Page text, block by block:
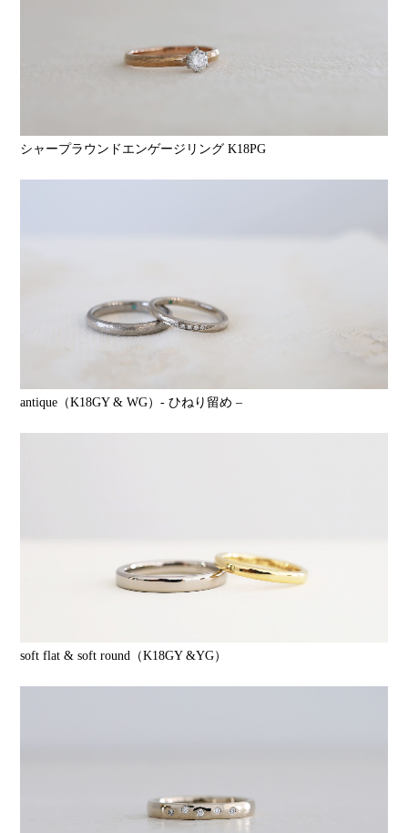
シャープラウンドエンゲージリング K18PG
antique（K18GY & WG）- ひねり留め –
soft flat & soft round（K18GY &YG）